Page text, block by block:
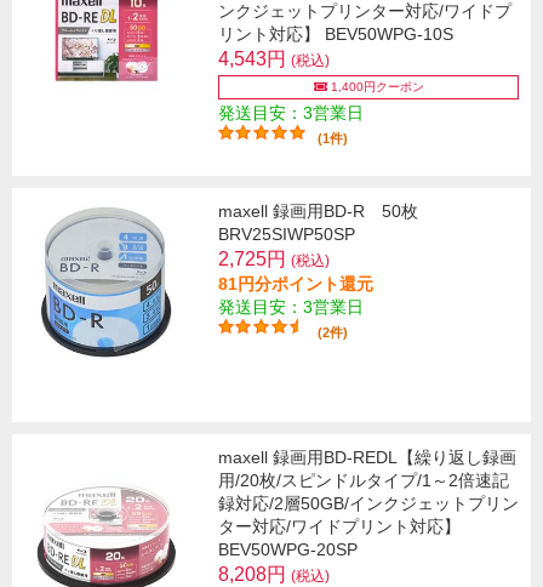
ンクジェットプリンター対応/ワイドプ
リント対応】 BEV50WPG-10S
4,543円 (税込)
1,400円クーポン
発送目安：3営業日
(1件)
maxell 録画用BD-R 50枚
BRV25SIWP50SP
2,725円 (税込)
81円分ポイント還元
発送目安：3営業日
(2件)
maxell 録画用BD-REDL【繰り返し録画
用/20枚/スピンドルタイプ/1～2倍速記
録対応/2層50GB/インクジェットプリン
ター対応/ワイドプリント対応】
BEV50WPG-20SP
8,208円 (税込)